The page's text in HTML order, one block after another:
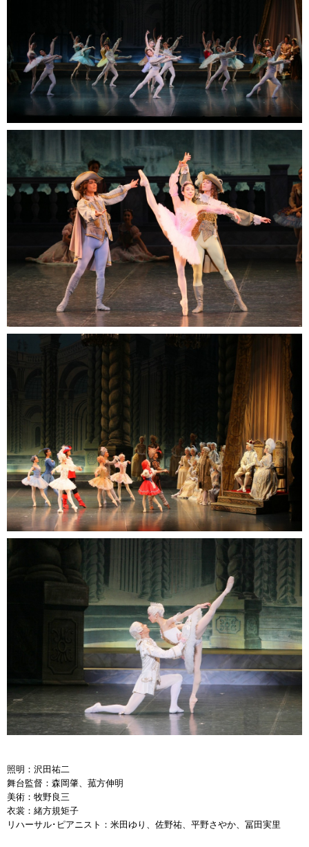
照明：沢田祐二
舞台監督：森岡肇、菰方伸明
美術：牧野良三
衣裳：緒方規矩子
リハーサル･ピアニスト：米田ゆり、佐野祐、平野さやか、冨田実里